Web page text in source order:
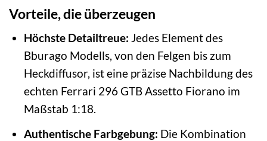
Vorteile, die überzeugen
Höchste Detailtreue: Jedes Element des
Bburago Modells, von den Felgen bis zum
Heckdiffusor, ist eine präzise Nachbildung des
echten Ferrari 296 GTB Assetto Fiorano im
Maßstab 1:18.
Authentische Farbgebung: Die Kombination